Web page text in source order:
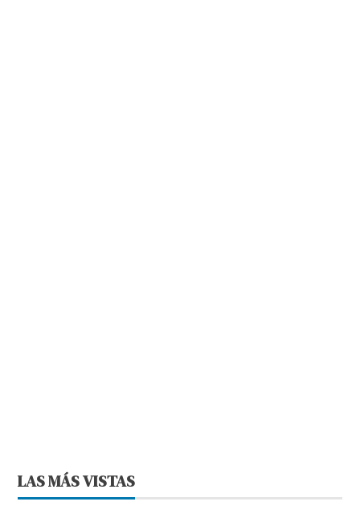
LAS MÁS VISTAS